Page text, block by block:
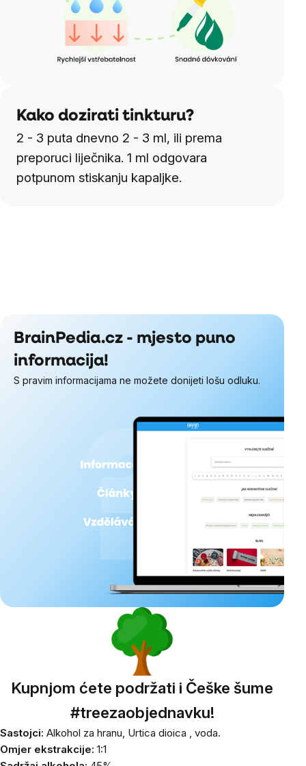
Kako dozirati tinkturu?
2 - 3 puta dnevno 2 - 3 ml, ili prema
preporuci liječnika. 1 ml odgovara
potpunom stiskanju kapaljke.
BrainPedia.cz - mjesto puno
informacija!
S pravim informacijama ne možete donijeti lošu odluku.
Kupnjom ćete podržati i Češke šume
#treezaobjednavku!
Sastojci: Alkohol za hranu, Urtica dioica , voda.
Omjer ekstrakcije: 1:1